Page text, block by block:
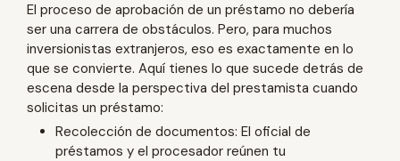
El proceso de aprobación de un préstamo no debería
ser una carrera de obstáculos. Pero, para muchos
inversionistas extranjeros, eso es exactamente en lo
que se convierte. Aquí tienes lo que sucede detrás de
escena desde la perspectiva del prestamista cuando
solicitas un préstamo:
Recolección de documentos: El oficial de
préstamos y el procesador reúnen tu